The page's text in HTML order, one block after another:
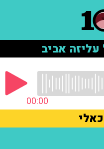
עליזה אביב
00:00